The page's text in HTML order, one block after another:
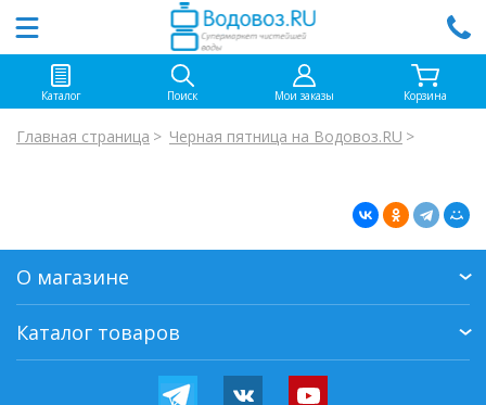
Каталог Поиск Мои заказы Корзина
Главная страница Черная пятница на Водовоз.RU
О магазине
Каталог товаров